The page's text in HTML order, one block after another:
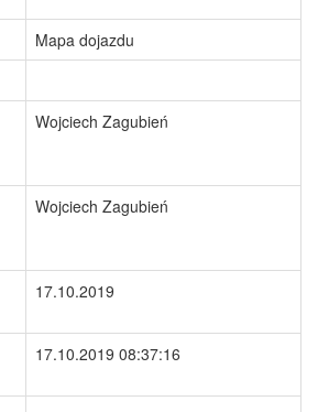
Mapa dojazdu
Wojciech Zagubień
Wojciech Zagubień
17.10.2019
17.10.2019 08:37:16